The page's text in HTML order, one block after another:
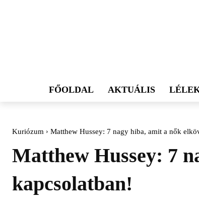
FŐOLDAL AKTUÁLIS
Kuriózum Matthew Hussey: 7 nagy hiba, amit a nők
Matthew Hussey: 7
kapcsolatban!